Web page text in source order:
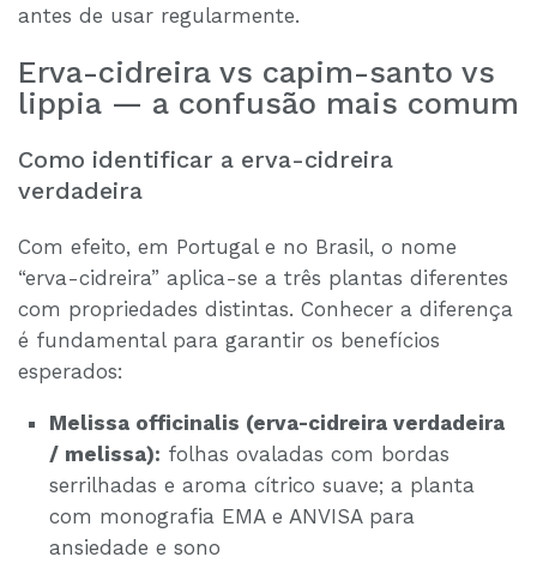
antes de usar regularmente.
Erva-cidreira vs capim-santo vs
lippia — a confusão mais comum
Como identificar a erva-cidreira
verdadeira
Com efeito, em Portugal e no Brasil, o nome
“erva-cidreira” aplica-se a três plantas diferentes
com propriedades distintas. Conhecer a diferença
é fundamental para garantir os benefícios
esperados:
Melissa officinalis (erva-cidreira verdadeira
/ melissa): folhas ovaladas com bordas
serrilhadas e aroma cítrico suave; a planta
com monografia EMA e ANVISA para
ansiedade e sono